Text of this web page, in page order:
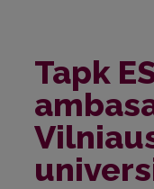
Tapk